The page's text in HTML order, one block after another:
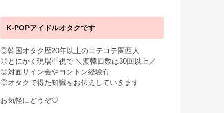
K-POPアイドルオタクです
◎韓国オタク歴20年以上のコテコテ関西人
◎とにかく現場重視で ＼渡韓回数は30回以上／
◎対面サイン会やヨントン経験有
◎オタクで得た知識をお伝えしていきます
お気軽にどうぞ♡